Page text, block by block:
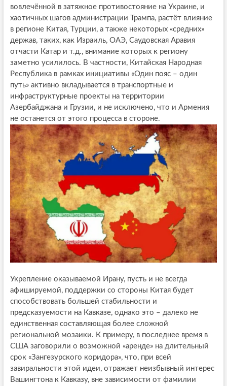
вовлечённой в затяжное противостояние на Украине, и
хаотичных шагов администрации Трампа, растёт влияние
в регионе Китая, Турции, а также некоторых «средних»
держав, таких, как Израиль, ОАЭ, Саудовская Аравия
отчасти Катар и т.д., внимание которых к региону
заметно усилилось. В частности, Китайская Народная
Республика в рамках инициативы «Один пояс – один
путь» активно вкладывается в транспортные и
инфраструктурные проекты на территории
Азербайджана и Грузии, и не исключено, что и Армения
не останется от этого процесса в стороне.
Укрепление оказываемой Ирану, пусть и не всегда
афишируемой, поддержки со стороны Китая будет
способствовать большей стабильности и
предсказуемости на Кавказе, однако это – далеко не
единственная составляющая более сложной
региональной мозаики. К примеру, в последнее время в
США заговорили о возможной «аренде» на длительный
срок «Зангезурского коридора», что, при всей
завиральности этой идеи, отражает неизбывный интерес
Вашингтона к Кавказу, вне зависимости от фамилии